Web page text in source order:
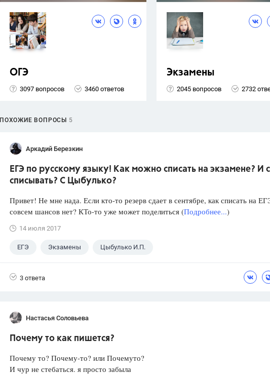
ОГЭ
3097 вопросов 3460 ответов
Экзамены
2045 вопросов 2732
ПОХОЖИЕ ВОПРОСЫ 5
Аркадий Березкин
ЕГЭ по русскому языку! Как можно списать на экзамене? И
списывать? С Цыбулько?
Привет! Не мне нада. Если кто-то резерв сдает в сентябре, как списать на
совсем шансов нет? КТо-то уже может поделиться (Подробнее...)
14 июля 2017
ЕГЭ Экзамены Цыбулько И.П.
3 ответа
Настасья Соловьева
Почему то как пишется?
Почему то? Почему-то? или Почемуто?
И чур не стебаться. я просто забыла